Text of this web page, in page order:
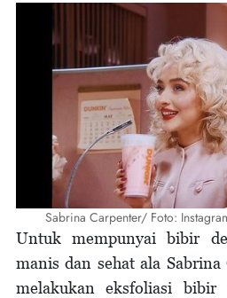
Sabrina Carpenter/ Foto:
Untuk mempunyai bibir
manis dan sehat ala
melakukan eksfoliasi bibir